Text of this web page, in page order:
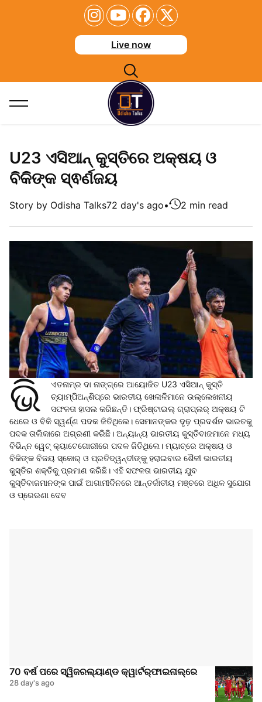
Live now
U23 ଏସିଆନ୍‌ କୁସ୍ତିରେ ଅକ୍ଷୟ ଓ
ବିକିଙ୍କ ସ୍ଵର୍ଣଜୟ
Story by Odisha Talks72 day's ago• 2 min read
ଭି
ଏତନାମ୍‌ର ଦା ନାଙ୍ଗ୍‌ରେ ଆୟୋଜିତ U23 ଏସିଆନ୍‌ କୁସ୍ତି
ଚ୍ୟାମ୍ପିଅନ୍‌ଶିପ୍‌ରେ ଭାରତୀୟ ଖେଳାଳିମାନେ ଉଲ୍ଲେଖନୀୟ
ସଫଳତା ହାସଲ କରିଛନ୍ତି। ଫ୍ରିଷ୍ଟାଇଲ୍‌ ଗ୍ରାପ୍ଲର୍‌ ଅକ୍ଷୟ ଟି
ଧେରେ ଓ ବିକି ସ୍ୱର୍ଣ୍ଣ ପଦକ ଜିତିଥିଲେ। ସେମାନଙ୍କର ଦୃଢ଼ ପ୍ରଦର୍ଶନ ଭାରତକୁ
ପଦକ ତାଲିକାରେ ଅଗ୍ରଣୀ କରିଛି। ଅନ୍ୟାନ୍ୟ ଭାରତୀୟ କୁସ୍ତିବାଜମାନେ ମଧ୍ୟ
ବିଭିନ୍ନ ୱେଟ୍‌ କ୍ୟାଟେଗୋରୀରେ ପଦକ ଜିତିଥିଲେ। ମ୍ୟାଚ୍‌ରେ ଅକ୍ଷୟ ଓ
ବିକିଙ୍କ ବିଜୟ ସ୍କୋର୍‌ ଓ ପ୍ରତିଦ୍ୱନ୍ଦୀଙ୍କୁ ହରାଇବାର ଶୈଳୀ ଭାରତୀୟ
କୁସ୍ତିର ଶକ୍ତିକୁ ପ୍ରମାଣ କରିଛି। ଏହି ସଫଳତା ଭାରତୀୟ ଯୁବ
କୁସ୍ତିବାଜମାନଙ୍କ ପାଇଁ ଆଗାମୀଦିନରେ ଆନ୍ତର୍ଜାତୀୟ ମଞ୍ଚରେ ଅଧିକ ସୁଯୋଗ
ଓ ପ୍ରେରଣା ଦେବ
70 ବର୍ଷ ପରେ ସ୍ୱିଜରଲ୍ୟାଣ୍ଡ କ୍ୱାର୍ଟର୍‌ଫାଇନାଲ୍‌ରେ
28 day's ago